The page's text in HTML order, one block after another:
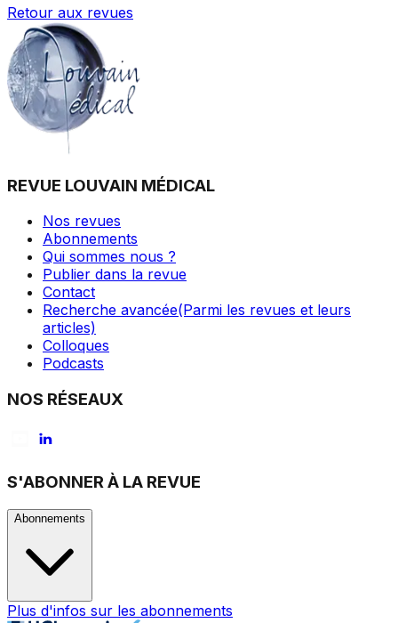
Retour aux revues
REVUE LOUVAIN MÉDICAL
Nos revues
Abonnements
Qui sommes nous ?
Publier dans la revue
Contact
Recherche avancée(Parmi les revues et leurs
articles)
Colloques
Podcasts
NOS RÉSEAUX
S'ABONNER À LA REVUE
Abonnements
Plus d'infos sur les abonnements